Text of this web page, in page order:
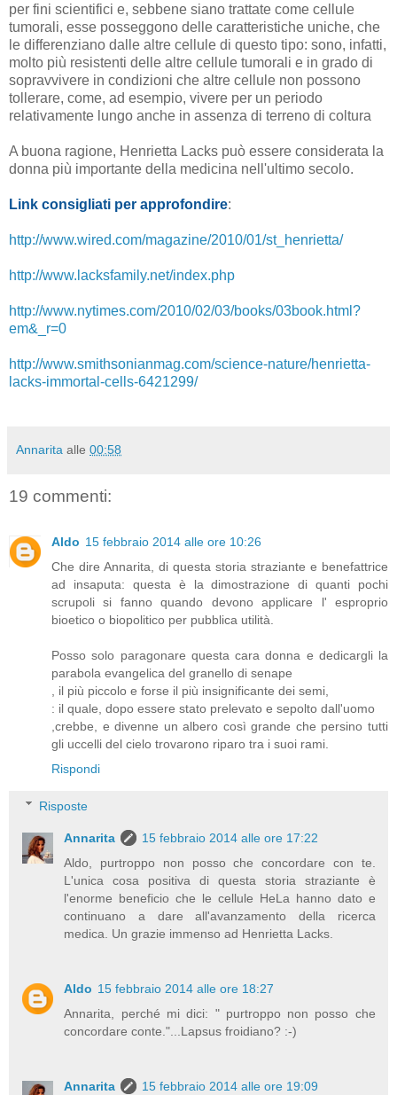
per fini scientifici e, sebbene siano trattate come cellule
tumorali, esse posseggono delle caratteristiche uniche, che
le differenziano dalle altre cellule di questo tipo: sono, infatti,
molto più resistenti delle altre cellule tumorali e in grado di
sopravvivere in condizioni che altre cellule non possono
tollerare, come, ad esempio, vivere per un periodo
relativamente lungo anche in assenza di terreno di coltura
A buona ragione, Henrietta Lacks può essere considerata la
donna più importante della medicina nell'ultimo secolo.
Link consigliati per approfondire:
http://www.wired.com/magazine/2010/01/st_henrietta/
http://www.lacksfamily.net/index.php
http://www.nytimes.com/2010/02/03/books/03book.html?
em&_r=0
http://www.smithsonianmag.com/science-nature/henrietta-
lacks-immortal-cells-6421299/
Annarita alle 00:58
19 commenti:
Aldo 15 febbraio 2014 alle ore 10:26
Che dire Annarita, di questa storia straziante e benefattrice
ad insaputa: questa è la dimostrazione di quanti pochi
scrupoli si fanno quando devono applicare l' esproprio
bioetico o biopolitico per pubblica utilità.
Posso solo paragonare questa cara donna e dedicargli la
parabola evangelica del granello di senape
, il più piccolo e forse il più insignificante dei semi,
: il quale, dopo essere stato prelevato e sepolto dall'uomo
,crebbe, e divenne un albero così grande che persino tutti
gli uccelli del cielo trovarono riparo tra i suoi rami.
Rispondi
Risposte
Annarita
15 febbraio 2014 alle ore 17:22
Aldo, purtroppo non posso che concordare con te.
L'unica cosa positiva di questa storia straziante è
l'enorme beneficio che le cellule HeLa hanno dato e
continuano a dare all'avanzamento della ricerca
medica. Un grazie immenso ad Henrietta Lacks.
Aldo 15 febbraio 2014 alle ore 18:27
Annarita, perché mi dici: " purtroppo non posso che
concordare conte."...Lapsus froidiano? :-)
Annarita
15 febbraio 2014 alle ore 19:09